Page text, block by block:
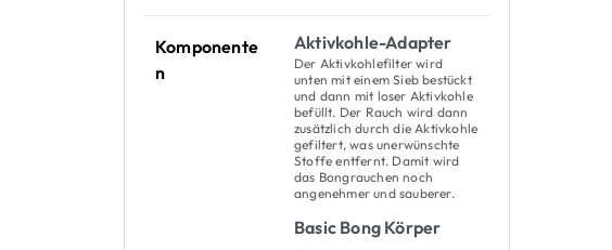
Komponente
n
Aktivkohle-Adapter
Der Aktivkohlefilter wird
unten mit einem Sieb bestückt
und dann mit loser Aktivkohle
befüllt. Der Rauch wird dann
zusätzlich durch die Aktivkohle
gefiltert, was unerwünschte
Stoffe entfernt. Damit wird
das Bongrauchen noch
angenehmer und sauberer.
Basic Bong Körper